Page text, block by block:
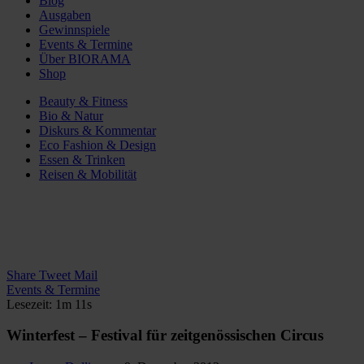
Ausgaben
Gewinnspiele
Events & Termine
Über BIORAMA
Shop
Beauty & Fitness
Bio & Natur
Diskurs & Kommentar
Eco Fashion & Design
Essen & Trinken
Reisen & Mobilität
Share Tweet Mail
Events & Termine
Lesezeit: 1m 11s
Winterfest – Festival für zeitgenössischen Circus